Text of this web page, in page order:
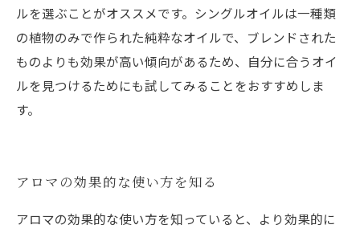
ルを選ぶことがオススメです。シングルオイルは一種類
の植物のみで作られた純粋なオイルで、ブレンドされた
ものよりも効果が高い傾向があるため、自分に合うオイ
ルを見つけるためにも試してみることをおすすめしま
す。
アロマの効果的な使い方を知る
アロマの効果的な使い方を知っていると、より効果的に